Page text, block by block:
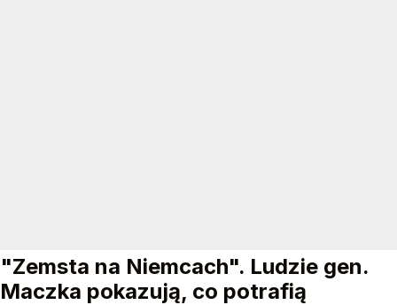
"Zemsta na Niemcach". Ludzie gen.
Maczka pokazują, co potrafią